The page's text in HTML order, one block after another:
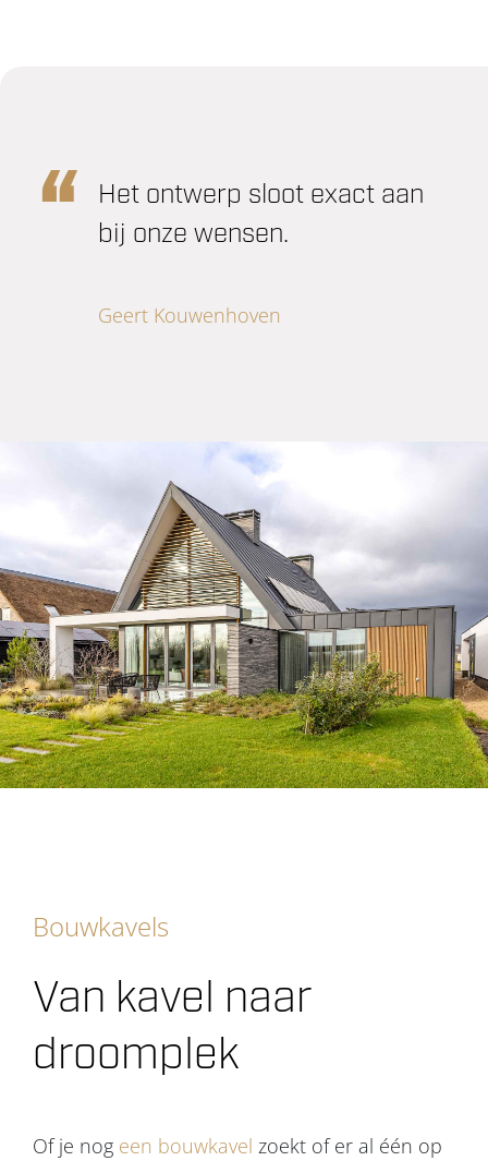
Het ontwerp sloot exact aan
bij onze wensen.
Geert Kouwenhoven
Bouwkavels
Van kavel naar
droomplek
Of je nog een bouwkavel zoekt of er al één op